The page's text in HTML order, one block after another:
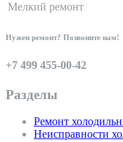
Мелкий ремонт
Нужен ремонт? Позвоните нам!
+7 499 455-00-42
Разделы
Ремонт
Неисправности